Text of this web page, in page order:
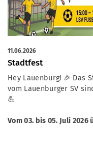
11.06.2026
Stadtfest
Hey Lauenburg! 🎉 Das
vom Lauenburger SV
💪
Vom 03. bis 05. Juli